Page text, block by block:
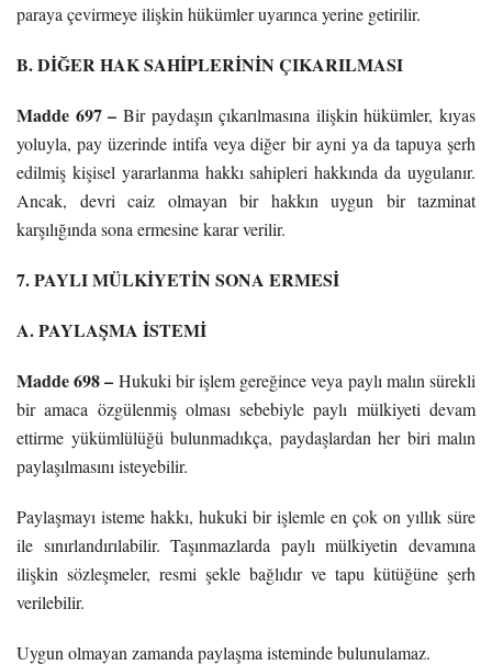
paraya çevirmeye ilişkin hükümler uyarınca yerine getirilir.
B. DİĞER HAK SAHİPLERİNİN ÇIKARILMASI
Madde 697 – Bir paydaşın çıkarılmasına ilişkin hükümler, kıyas
yoluyla, pay üzerinde intifa veya diğer bir ayni ya da tapuya şerh
edilmiş kişisel yararlanma hakkı sahipleri hakkında da uygulanır.
Ancak, devri caiz olmayan bir hakkın uygun bir tazminat
karşılığında sona ermesine karar verilir.
7. PAYLI MÜLKİYETİN SONA ERMESİ
A. PAYLAŞMA İSTEMİ
Madde 698 – Hukuki bir işlem gereğince veya paylı malın sürekli
bir amaca özgülenmiş olması sebebiyle paylı mülkiyeti devam
ettirme yükümlülüğü bulunmadıkça, paydaşlardan her biri malın
paylaşılmasını isteyebilir.
Paylaşmayı isteme hakkı, hukuki bir işlemle en çok on yıllık süre
ile sınırlandırılabilir. Taşınmazlarda paylı mülkiyetin devamına
ilişkin sözleşmeler, resmi şekle bağlıdır ve tapu kütüğüne şerh
verilebilir.
Uygun olmayan zamanda paylaşma isteminde bulunulamaz.